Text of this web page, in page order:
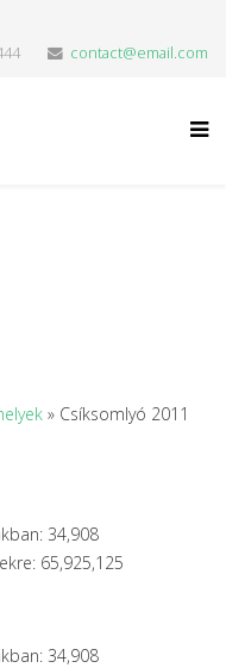
contact@email.com
» Csíksomlyó 2011
34,908
65,925,125
34,908